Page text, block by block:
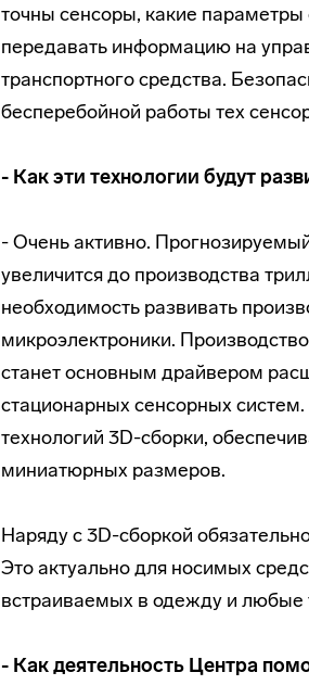
точны сенсоры, какие параметры
передавать информацию на
транспортного средства.
бесперебойной работы тех
- Как эти технологии будут
- Очень активно.
увеличится до производства
необходимость развивать
микроэлектроники.
станет основным драйвером
стационарных сенсорных
технологий 3D-сборки,
миниатюрных размеров.
Наряду с 3D-сборкой
Это актуально для носимых
встраиваемых в одежду и любые
- Как деятельность Центра